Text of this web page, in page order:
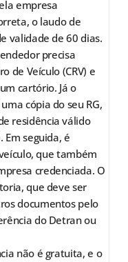
empresa
o laudo de
validade de 60 dias.
precisa
de Veículo (CRV) e
cartório. Já o
cópia do seu RG,
residência válido
seguida, é
que também
credenciada. O
que deve ser
documentos pelo
do Detran ou
não é gratuita, e o